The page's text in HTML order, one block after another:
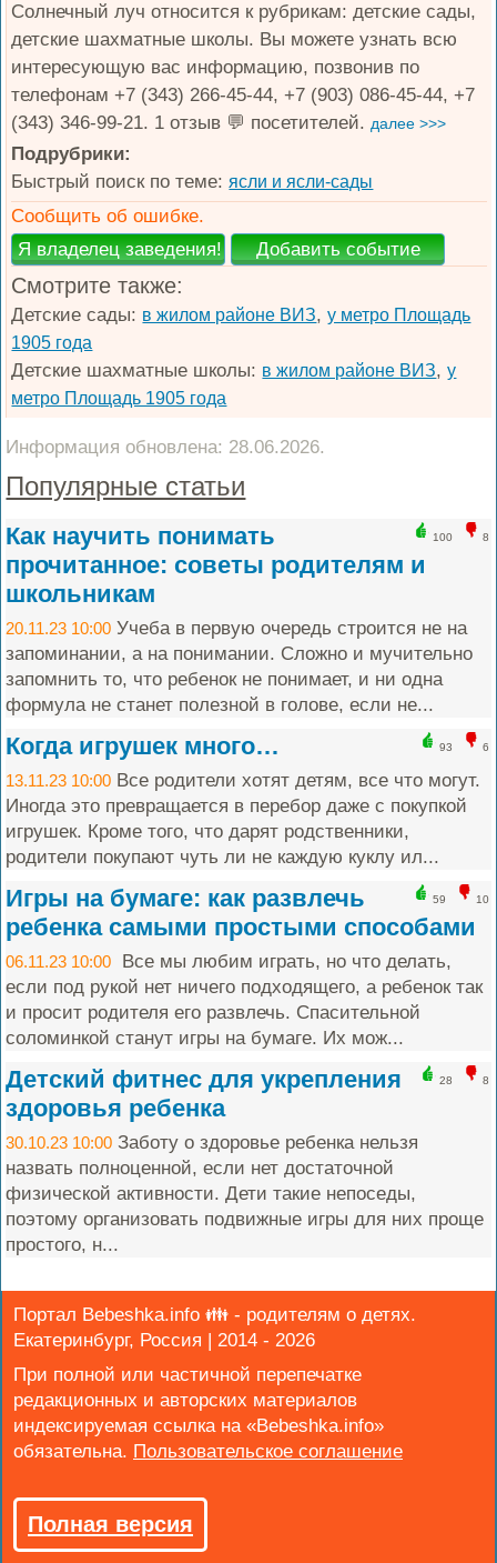
Солнечный луч относится к рубрикам: детские сады,
детские шахматные школы. Вы можете узнать всю
интересующую вас информацию, позвонив по
телефонам +7 (343) 266-45-44, +7 (903) 086-45-44, +7
(343) 346-99-21. 1 отзыв 💬 посетителей. далее >>>
Подрубрики:
Быстрый поиск по теме:ясли и ясли-сады
Сообщить об ошибке.
Смотрите также:
Детские сады: в жилом районе ВИЗ,у метро Площадь
1905 года
Детские шахматные школы: в жилом районе ВИЗ,у
метро Площадь 1905 года
Информация обновлена: 28.06.2026.
Популярные статьи
100 8
Как научить понимать
прочитанное: советы родителям и
школьникам
20.11.23 10:00 Учеба в первую очередь строится не на
запоминании, а на понимании. Сложно и мучительно
запомнить то, что ребенок не понимает, и ни одна
формула не станет полезной в голове, если не...
93 6
Когда игрушек много…
13.11.23 10:00 Все родители хотят детям, все что могут.
Иногда это превращается в перебор даже с покупкой
игрушек. Кроме того, что дарят родственники,
родители покупают чуть ли не каждую куклу ил...
59 10
Игры на бумаге: как развлечь
ребенка самыми простыми способами
06.11.23 10:00 Все мы любим играть, но что делать,
если под рукой нет ничего подходящего, а ребенок так
и просит родителя его развлечь. Спасительной
соломинкой станут игры на бумаге. Их мож...
28 8
Детский фитнес для укрепления
здоровья ребенка
30.10.23 10:00 Заботу о здоровье ребенка нельзя
назвать полноценной, если нет достаточной
физической активности. Дети такие непоседы,
поэтому организовать подвижные игры для них проще
простого, н...
Портал Bebeshka.info 👪 - родителям о детях.
Екатеринбург, Россия | 2014 - 2026
При полной или частичной перепечатке
редакционных и авторских материалов
индексируемая ссылка на «Bebeshka.info»
обязательна.
Полная версия